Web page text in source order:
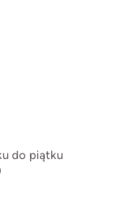
do piątku